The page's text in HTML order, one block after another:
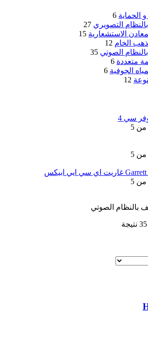
الحماية 6
التصويري 27
الاستشعارية 15
الخام 12
الصوتي 35
متعددة 6
الجوفية 6
12
سي 4
من 5
من 5
غاريت اي سي ايي ابيكس
من 5
بالنظام الصوتي